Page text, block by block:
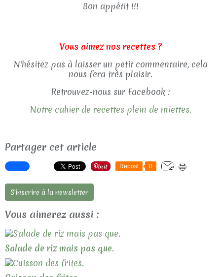
Bon appétit !!!
Vous aimez nos recettes ?
N'hésitez pas à laisser un petit commentaire, cela
nous fera très plaisir.
Retrouvez-nous sur Facebook :
Notre cahier de recettes plein de miettes.
Partager cet article
Repost 0
S'inscrire à la newsletter
Vous aimerez aussi :
Salade de riz mais pas que.